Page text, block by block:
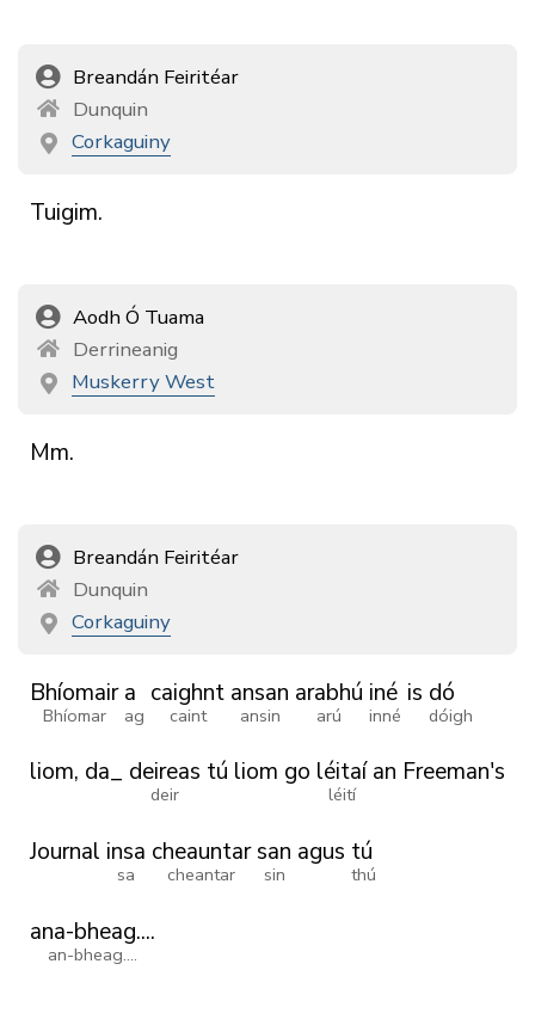
Breandán Feiritéar
Dunquin
Corkaguiny
Tuigim.
Aodh Ó Tuama
Derrineanig
Muskerry West
Mm.
Breandán Feiritéar
Dunquin
Corkaguiny
Bhíomair
Bhíomar
a
ag
caighnt
caint
ansan
ansin
arabhú
arú
iné
inné
is dó
dóigh
liom, da_ deireas
deir
tú liom go léitaí
léití
an Freeman's
Journal insa
sa
cheauntar
cheantar
san
sin
agus tú
thú
ana-bheag....
an-bheag....